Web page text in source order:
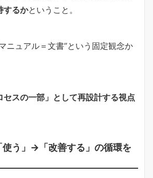
するかということ。
ニュアル＝文書”という固定観念か
セスの一部」として再設計する視点
う」→「改善する」の循環を